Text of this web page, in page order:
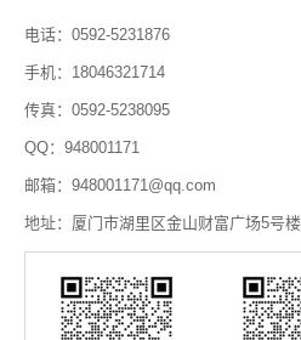
电话：0592-5231876
手机：18046321714
传真：0592-5238095
QQ：948001171
邮箱：948001171@qq.com
地址：厦门市湖里区金山财富广场5号